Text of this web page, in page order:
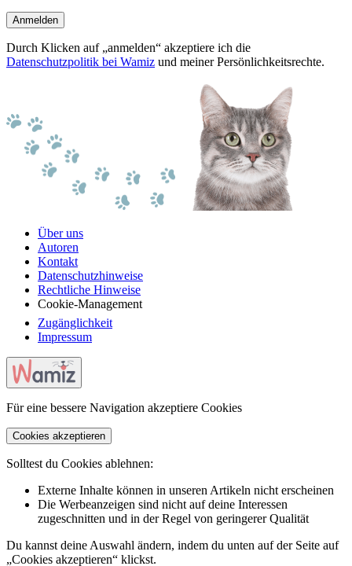
Anmelden
Durch Klicken auf „anmelden“ akzeptiere ich die
Datenschutzpolitik bei Wamiz und meiner Persönlichkeitsrechte.
Über uns
Autoren
Kontakt
Datenschutzhinweise
Rechtliche Hinweise
Cookie-Management
Zugänglichkeit
Impressum
Für eine bessere Navigation akzeptiere Cookies
Cookies akzeptieren
Solltest du Cookies ablehnen:
Externe Inhalte können in unseren Artikeln nicht erscheinen
Die Werbeanzeigen sind nicht auf deine Interessen
zugeschnitten und in der Regel von geringerer Qualität
Du kannst deine Auswahl ändern, indem du unten auf der Seite auf
„Cookies akzeptieren“ klickst.